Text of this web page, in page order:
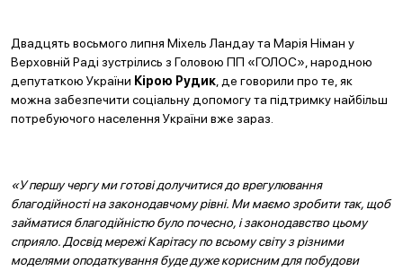
Двадцять восьмого липня Міхель Ландау та Марія Німан у
Верховній Раді зустрілись з Головою ПП «ГОЛОС», народною
депутаткою України Кірою Рудик , де говорили про те, як
можна забезпечити соціальну допомогу та підтримку найбільш
потребуючого населення України вже зараз.
«У першу чергу ми готові долучитися до врегулювання
благодійності на законодавчому рівні. Ми маємо зробити так, щоб
займатися благодійністю було почесно, і законодавство цьому
сприяло. Досвід мережі Карітасу по всьому світу з різними
моделями оподаткування буде дуже корисним для побудови